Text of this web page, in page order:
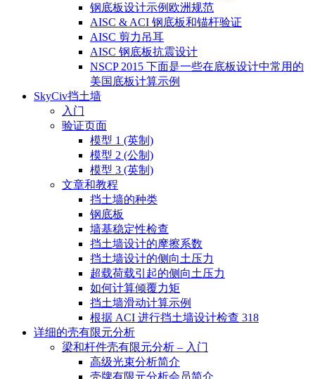
钢底板设计示例欧洲规范
AISC & ACI 钢底板和锚杆验证
AISC 剪力吊耳
AISC 钢底板抗震设计
NSCP 2015 下面是一些在底板设计中常用的
美国底板计算示例
SkyCiv挡土墙
入门
验证页面
模型 1 (英制)
模型 2 (公制)
模型 3 (英制)
文章和教程
挡土墙的种类
钢底板
墙基稳定性检查
挡土墙设计的摩擦系数
挡土墙设计的侧向土压力
超载荷载引起的侧向土压力
如何计算倾覆力矩
挡土墙滑动计算示例
根据 ACI 进行挡土墙设计检查 318
详细的壳有限元分析
梁和杆件壳有限元分析 – 入门
高级光束分析简介
壳牌有限元分析会员简介